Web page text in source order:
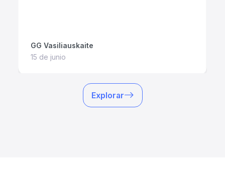
GG Vasiliauskaite
15 de junio
Explorar